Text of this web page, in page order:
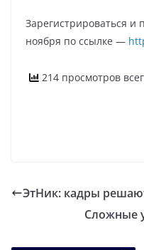
Зарегистрироваться и
ноября по ссылке —
214 просмотров
ЭтНик: кадры
Сложные